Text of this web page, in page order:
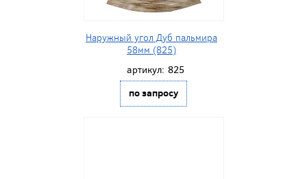
Наружный угол Дуб пальмира
58мм (825)
артикул: 825
по запросу